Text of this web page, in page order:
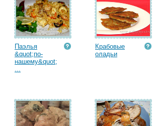
Паэлья
&quot;по-
нашему&quot;
...
Крабовые
оладьи